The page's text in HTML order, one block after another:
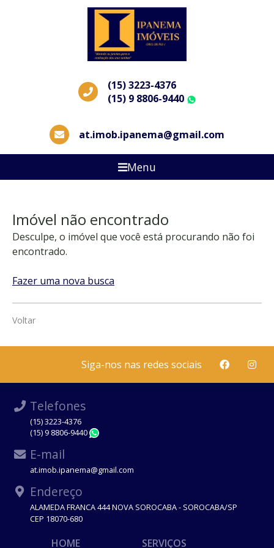
(15) 3223-4376
(15) 9 8806-9440
at.imob.ipanema@gmail.com
Menu
Imóvel não encontrado
Desculpe, o imóvel que você está procurando não foi
encontrado.
Fazer uma nova busca
Voltar
Siga-nos nas redes sociais
Telefones
(15) 3223-4376
(15) 9 8806-9440
E-mail
at.imob.ipanema@gmail.com
Endereço
ALAMEDA FRANCA 444 NOVA SOROCABA - SOROCABA/SP
CEP 18070-680
HOME SERVIÇOS